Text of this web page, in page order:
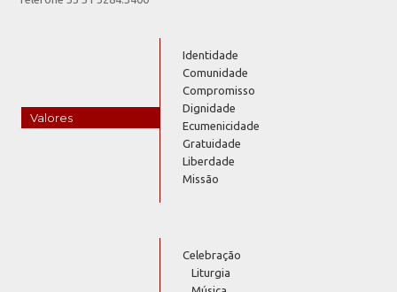
Valores
Identidade
Comunidade
Compromisso
Dignidade
Ecumenicidade
Gratuidade
Liberdade
Missão
Celebração
Liturgia